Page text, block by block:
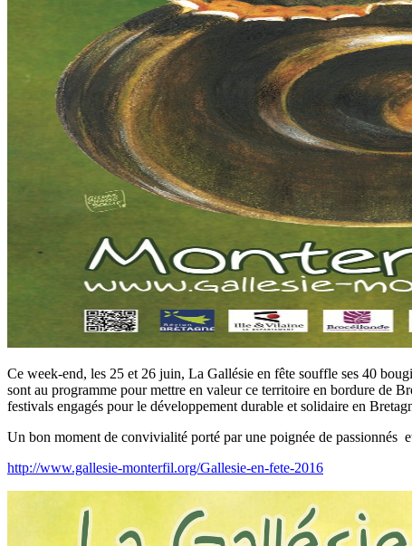
Ce week-end, les 25 et 26 juin, La Gallésie en fête souffle ses 40
sont au programme pour mettre en valeur ce territoire en bordure de
festivals engagés pour le développement durable et solidaire en
Un bon moment de convivialité porté par une poignée de passionnés
http://www.gallesie-monterfil.org/Gallesie-en-fete-2016